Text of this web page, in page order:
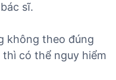
sĩ.
không theo đúng
có thể nguy hiểm